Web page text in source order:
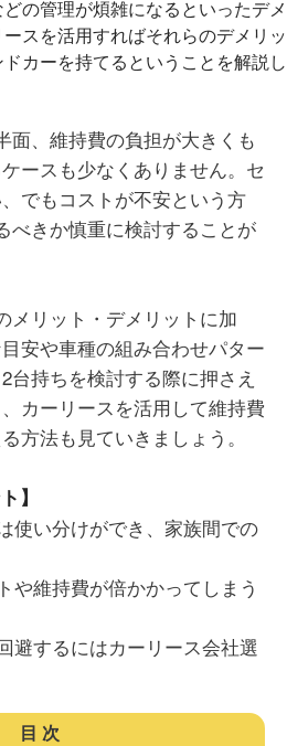
面、維持費の負担が大きくも
ースも少なくありません。セ
でもコストが不安という方
べきか慎重に検討することが
メリット・デメリットに加
安や車種の組み合わせパター
台持ちを検討する際に押さえ
カーリースを活用して維持費
方法も見ていきましょう。
】
使い分けができ、家族間での
や維持費が倍かかってしまう
避するにはカーリース会社選
目次